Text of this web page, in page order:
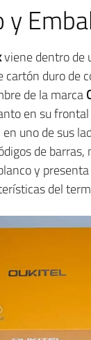
y
viene dentro de
cartón duro de
de la marca
en su
uno de sus
de barras,
y
del